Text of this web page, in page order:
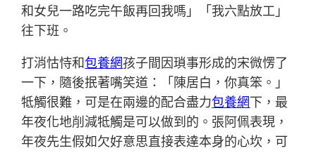
和女兒一路吃完午飯再回我嗎」「我六點放工」
往下班。
打消怙恃和包養網孩子間因瑣事形成的宋微愣了
一下，隨後抿著嘴笑道：「陳居白，你真笨。」
牴觸很難，可是在兩邊的配合盡力包養網下，最
年夜化地削減牴觸是可以做到的。張阿佩表現，
年夜先生假如欠好意思直接表達本身的心坎，可